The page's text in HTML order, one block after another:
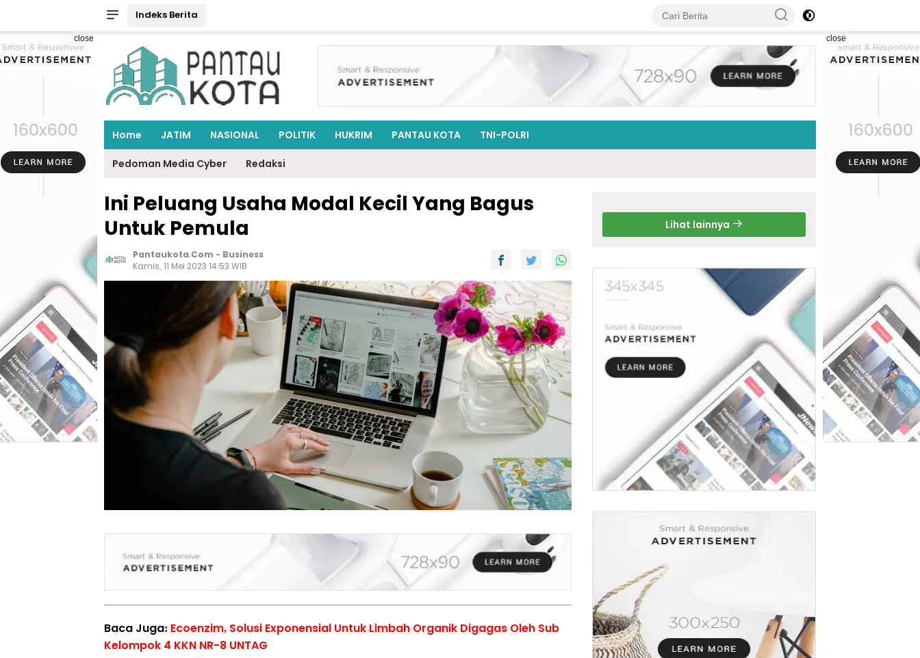
Indeks Berita
close close
Home JATIM NASIONAL POLITIK HUKRIM PANTAU KOTA TNI-POLRI
Pedoman Media Cyber Redaksi
Ini Peluang Usaha Modal Kecil Yang Bagus
Untuk Pemula
Pantaukota.com - Business
Kamis, 11 Mei 2023 14:53 WIB
Baca Juga: Ecoenzim, Solusi Exponensial Untuk Limbah Organik Digagas Oleh Sub
Kelompok 4 KKN NR-8 UNTAG
Lihat lainnya